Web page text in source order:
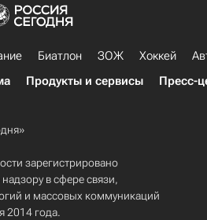
Биатлон ЗОЖ Хоккей
Продукты и сервисы Пресс-
зарегистрировано
в сфере связи,
и массовых коммуникаций
2014 года.